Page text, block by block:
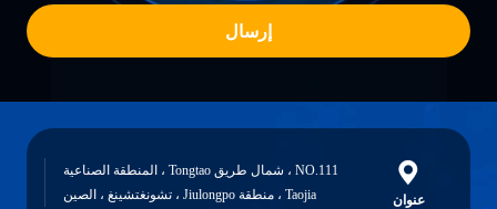
إرسال
عنوان
NO.111 ، شمال طريق Tongtao ، المنطقة الصناعية
Taojia ، منطقة Jiulongpo ، تشونغتشينغ ، الصين